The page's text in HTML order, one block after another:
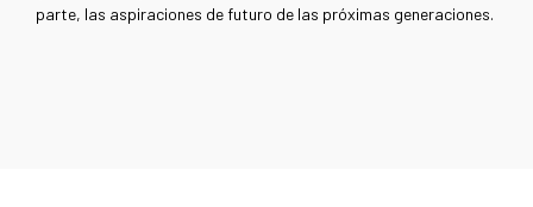
parte, las aspiraciones de futuro de las próximas generaciones.